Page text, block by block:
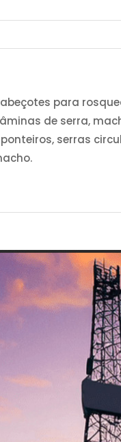
para
de serra,
serras